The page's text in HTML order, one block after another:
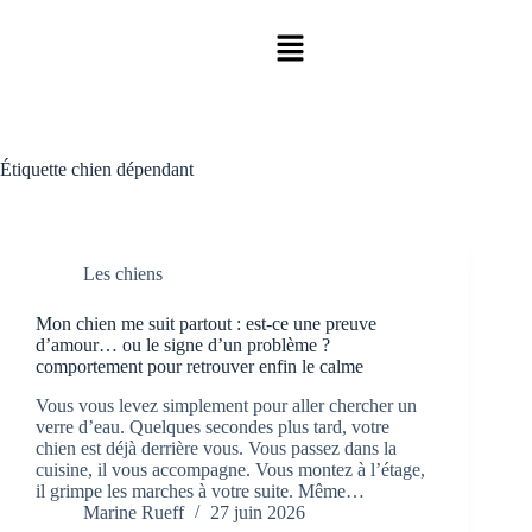
Étiquette chien dépendant
Les chiens
Mon chien me suit partout : est-ce une preuve
d’amour… ou le signe d’un problème ?
comportement pour retrouver enfin le calme
Vous vous levez simplement pour aller chercher un
verre d’eau. Quelques secondes plus tard, votre
chien est déjà derrière vous. Vous passez dans la
cuisine, il vous accompagne. Vous montez à l’étage,
il grimpe les marches à votre suite. Même…
Marine Rueff
27 juin 2026